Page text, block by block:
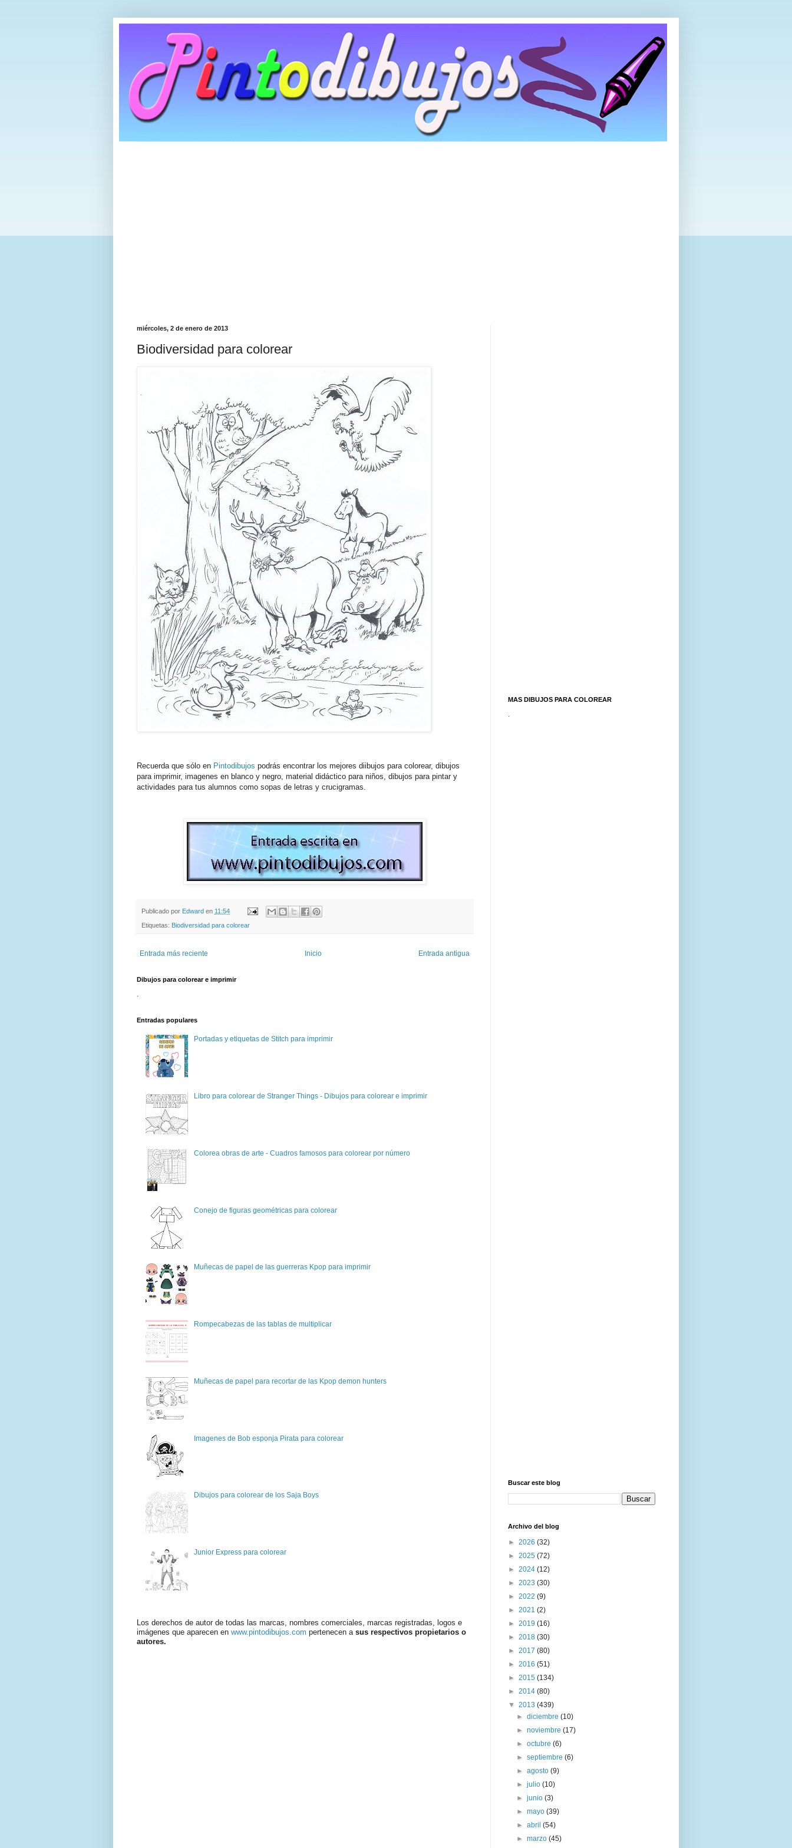
miércoles, 2 de enero de 2013
Biodiversidad para colorear
Recuerda que sólo en Pintodibujos podrás encontrar los mejores diibujos para colorear, dibujos
para imprimir, imagenes en blanco y negro, material didáctico para niños, dibujos para pintar y
actividades para tus alumnos como sopas de letras y crucigramas.
Publicado por Edward en 11:54
Etiquetas: Biodiversidad para colorear
Entrada más reciente Entrada antigua
Inicio
Dibujos para colorear e imprimir
.
Entradas populares
Portadas y etiquetas de Stitch para imprimir
Libro para colorear de Stranger Things - Dibujos para colorear e imprimir
Colorea obras de arte - Cuadros famosos para colorear por número
Conejo de figuras geométricas para colorear
Muñecas de papel de las guerreras Kpop para imprimir
Rompecabezas de las tablas de multiplicar
Muñecas de papel para recortar de las Kpop demon hunters
Imagenes de Bob esponja Pirata para colorear
Dibujos para colorear de los Saja Boys
Junior Express para colorear
Los derechos de autor de todas las marcas, nombres comerciales, marcas registradas, logos e
imágenes que aparecen en www.pintodibujos.com pertenecen a sus respectivos propietarios o
autores.
MAS DIBUJOS PARA COLOREAR
.
Buscar este blog
Archivo del blog
► 2026 (32)
► 2025 (72)
► 2024 (12)
► 2023 (30)
► 2022 (9)
► 2021 (2)
► 2019 (16)
► 2018 (30)
► 2017 (80)
► 2016 (51)
► 2015 (134)
► 2014 (80)
▼ 2013 (439)
►diciembre(10)
►noviembre(17)
►octubre(6)
►septiembre(6)
►agosto(9)
►julio(10)
►junio(3)
►mayo(39)
►abril(54)
►marzo(45)